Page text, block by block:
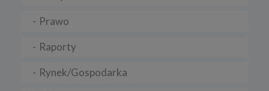
Prawo
Raporty
Rynek/Gospodarka